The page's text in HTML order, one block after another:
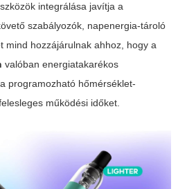
integrálása javítja a
szabályozók, napenergia-tároló
mind hozzájárulnak ahhoz, hogy a
valóban energiatakarékos
programozható hőmérséklet-
működési időket.